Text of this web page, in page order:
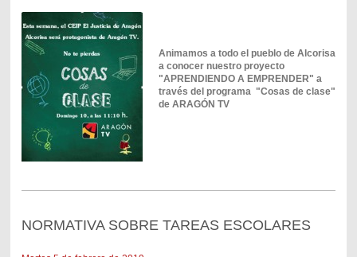
Animamos a todo el pueblo de Alcorisa
a conocer nuestro proyecto
"APRENDIENDO A EMPRENDER" a
través del programa "Cosas de clase"
de ARAGÓN TV
NORMATIVA SOBRE TAREAS ESCOLARES